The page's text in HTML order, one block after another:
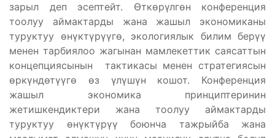
зарыл деп эсептейт. Өткөрүлгөн конференция
тоолуу аймактарды жана жашыл экономиканы
туруктуу өнүктүрүүгө, экологиялык билим берүү
менен тарбиялоо жагынан мамлекеттик саясаттын
концепциясынын тактикасы менен стратегиясын
өркүндөтүүгө өз үлүшүн кошот. Конференция
жашыл экономика принциптеринин
жетишкендиктери жана тоолуу аймактарды
туруктуу өнүктүрүү боюнча тажрыйба жана